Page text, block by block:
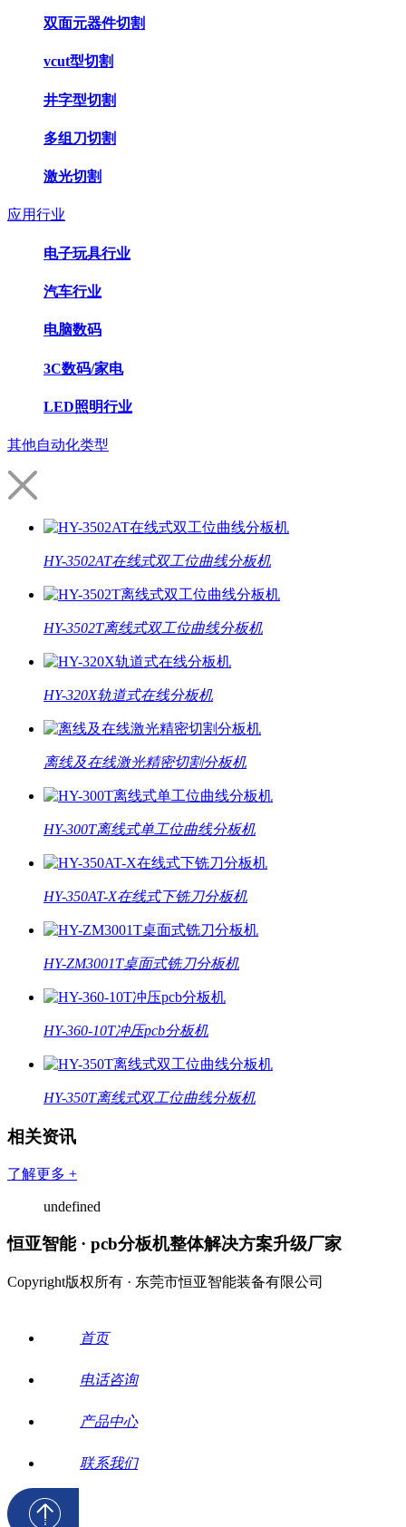
双面元器件切割
vcut型切割
井字型切割
多组刀切割
激光切割
应用行业
电子玩具行业
汽车行业
电脑数码
3C数码/家电
LED照明行业
其他自动化类型
HY-3502AT在线式双工位曲线分板机
HY-3502T离线式双工位曲线分板机
HY-320X轨道式在线分板机
离线及在线激光精密切割分板机
HY-300T离线式单工位曲线分板机
HY-350AT-X在线式下铣刀分板机
HY-ZM3001T桌面式铣刀分板机
HY-360-10T冲压pcb分板机
HY-350T离线式双工位曲线分板机
相关资讯
了解更多 +
undefined
恒亚智能 · pcb分板机整体解决方案升级厂家
Copyright版权所有 · 东莞市恒亚智能装备有限公司
首页
电话咨询
产品中心
联系我们